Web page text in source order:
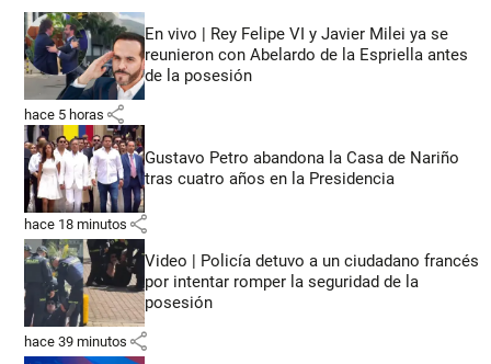
En vivo | Rey Felipe VI y Javier Milei ya se
reunieron con Abelardo de la Espriella antes
de la posesión
hace 5 horas share
Gustavo Petro abandona la Casa de Nariño
tras cuatro años en la Presidencia
hace 18 minutos share
Video | Policía detuvo a un ciudadano francés
por intentar romper la seguridad de la
posesión
hace 39 minutos share